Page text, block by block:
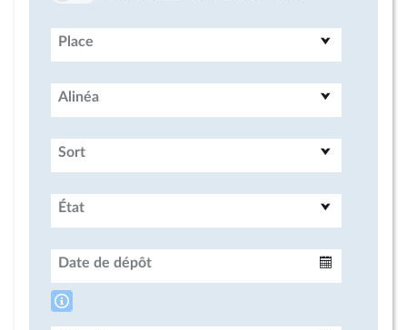
Place
Alinéa
Sort
État
Date de dépôt